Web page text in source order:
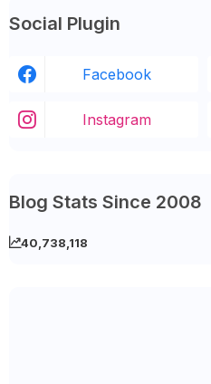
Social Plugin
Facebook
Instagram
Blog Stats Since 2008
40,738,118